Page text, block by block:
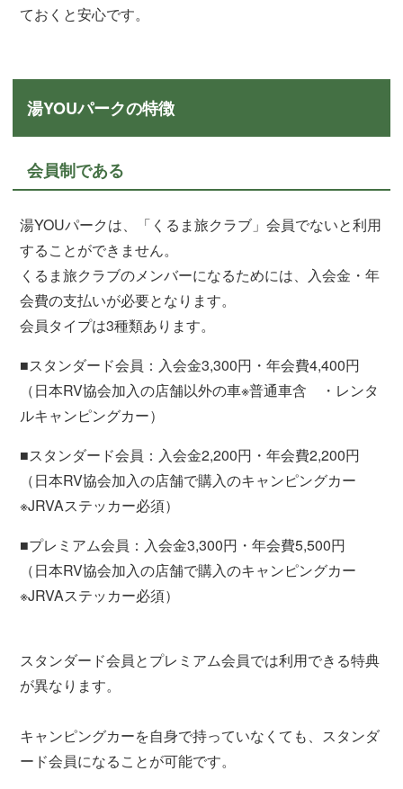
ておくと安心です。
湯YOUパークの特徴
会員制である
湯YOUパークは、「くるま旅クラブ」会員でないと利用
することができません。
くるま旅クラブのメンバーになるためには、入会金・年
会費の支払いが必要となります。
会員タイプは3種類あります。
■スタンダード会員：入会金3,300円・年会費4,400円
（日本RV協会加入の店舗以外の車※普通車含 ・レンタ
ルキャンピングカー）
■スタンダード会員：入会金2,200円・年会費2,200円
（日本RV協会加入の店舗で購入のキャンピングカー
※JRVAステッカー必須）
■プレミアム会員：入会金3,300円・年会費5,500円
（日本RV協会加入の店舗で購入のキャンピングカー
※JRVAステッカー必須）
スタンダード会員とプレミアム会員では利用できる特典
が異なります。
キャンピングカーを自身で持っていなくても、スタンダ
ード会員になることが可能です。